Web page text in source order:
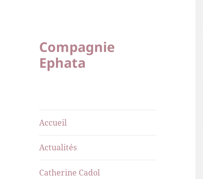
Compagnie
Ephata
Accueil
Actualités
Catherine Cadol